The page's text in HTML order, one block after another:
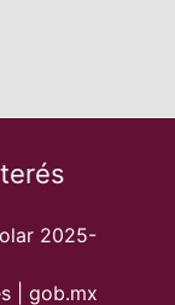
2025-
| gob.mx